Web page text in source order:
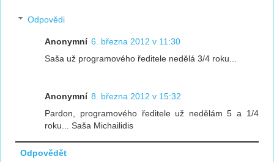
Odpovědi
Anonymní 6. března 2012 v 11:30
Saša už programového ředitele nedělá 3/4 roku...
Anonymní 8. března 2012 v 15:32
Pardon, programového ředitele už nedělám 5 a 1/4
roku... Saša Michailidis
Odpovědět